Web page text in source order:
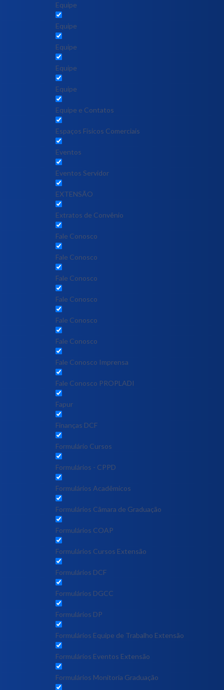
Equipe
Equipe
Equipe
Equipe
Equipe
Equipe e Contatos
Espaços Físicos Comerciais
Eventos
Eventos Servidor
EXTENSÃO
Extratos de Convênio
Fale Conosco
Fale Conosco
Fale Conosco
Fale Conosco
Fale Conosco
Fale Conosco
Fale Conosco Imprensa
Fale Conosco PROPLADI
Fapur
Finanças DCF
Formulário Cursos
Formulários - CPPD
Formulários Acadêmicos
Formulários Câmara de Graduação
Formulários COAP
Formulários Cursos Extensão
Formulários DCF
Formulários DGCC
Formulários DP
Formulários Equipe de Trabalho Extensão
Formulários Eventos Extensão
Formulários Monitoria Graduação